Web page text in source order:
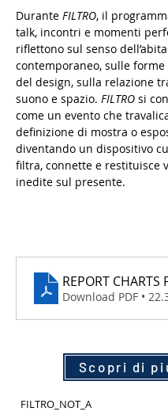
Durante FILTRO, il
talk, incontri e momenti
riflettono sul senso
contemporaneo, sulle forme
del design, sulla relazione
suono e spazio. FILTRO si
come un evento che
definizione di mostra o
diventando un dispositivo
filtra, connette e restituisce
inedite sul presente.
REPORT CHARTS
Download PDF •
Scopri di
FILTRO_NOT_A